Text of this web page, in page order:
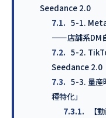
Seedance 2.0
7.1. 5-1.
——店舗系DM
7.2. 5-2.
Seedance 2.0
7.3. 5-3. 量産
種特化」
7.3.1.
【